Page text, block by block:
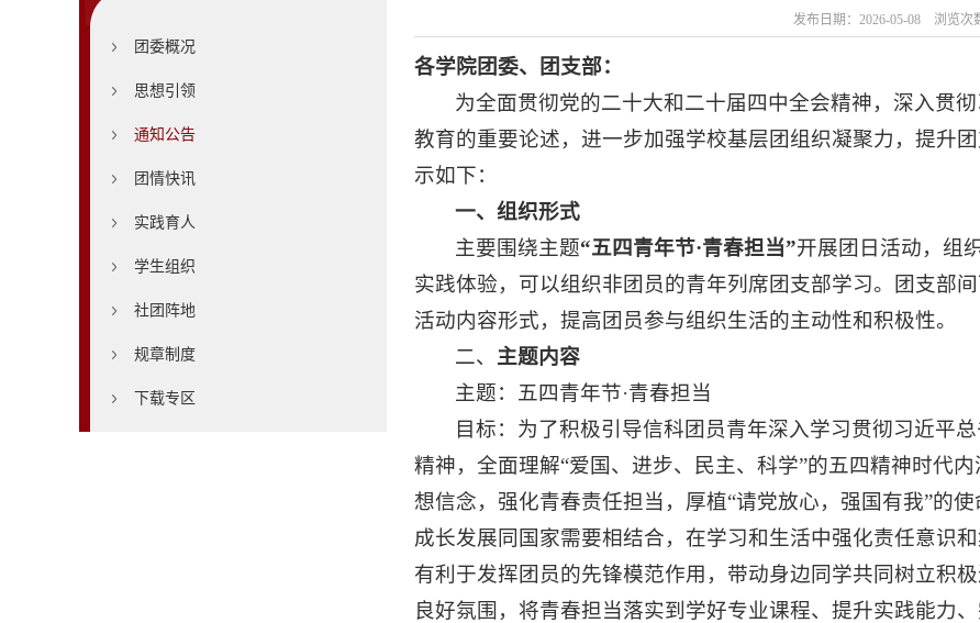
团委概况
思想引领
通知公告
团情快讯
实践育人
学生组织
社团阵地
规章制度
下载专区
发布日期：2026-05-08 浏览次
各学院团委、团支部：
为全面贯彻党的二十大和二十届四中全会精神，深入贯
教育的重要论述，进一步加强学校基层团组织凝聚力，提升
示如下：
一、组织形式
主要围绕主题“五四青年节·青春担当”开展团日活动，组
实践体验，可以组织非团员的青年列席团支部学习。团支部
活动内容形式，提高团员参与组织生活的主动性和积极性。
二、 主题内容
主题：五四青年节·青春担当
目标：为了积极引导信科团员青年深入学习贯彻习近平
精神，全面理解“爱国、进步、民主、科学”的五四精神时代
想信念，强化青春责任担当，厚植“请党放心，强国有我”的
成长发展同国家需要相结合，在学习和生活中强化责任意识
有利于发挥团员的先锋模范作用，带动身边同学共同树立积
良好氛围，将青春担当落实到学好专业课程、提升实践能力